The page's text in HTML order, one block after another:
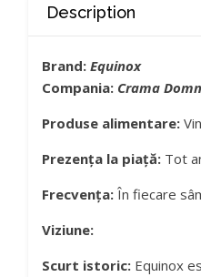
Description
Brand: Equinox
Compania: Crama
Produse alimentare:
Prezența la piață: Tot
Frecvența: În fiecare
Viziune:
Scurt istoric: Equinox